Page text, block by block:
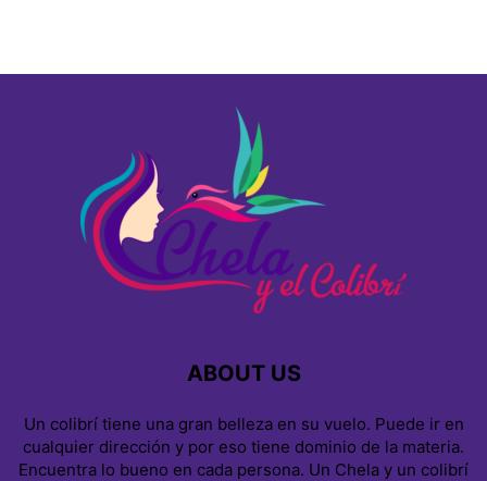
ABOUT US
Un colibrí tiene una gran belleza en su vuelo. Puede ir en
cualquier dirección y por eso tiene dominio de la materia.
Encuentra lo bueno en cada persona. Un Chela y un colibrí